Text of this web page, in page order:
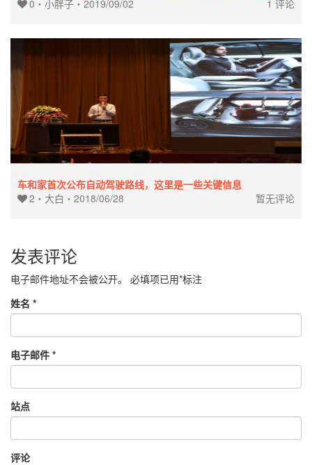
0 ・ 小胖子 ・ 2019/09/02 1 评论
车和家首次公布自动驾驶路线，这里是一些关键信息
2 ・ 大白 ・ 2018/06/28 暂无评论
发表评论
电子邮件地址不会被公开。 必填项已用*标注
姓名 *
电子邮件 *
站点
评论